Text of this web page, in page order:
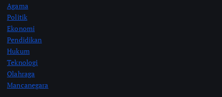
Agama
Politik
Ekonomi
Pendidikan
Hukum
Teknologi
Olahraga
Mancanegara